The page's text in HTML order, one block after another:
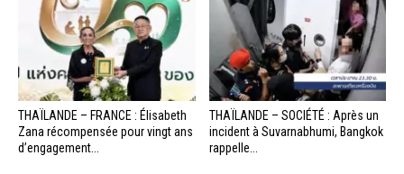
THAÏLANDE – FRANCE : Élisabeth
Zana récompensée pour vingt ans
d’engagement...
THAÏLANDE – SOCIÉTÉ : Après un
incident à Suvarnabhumi, Bangkok
rappelle...